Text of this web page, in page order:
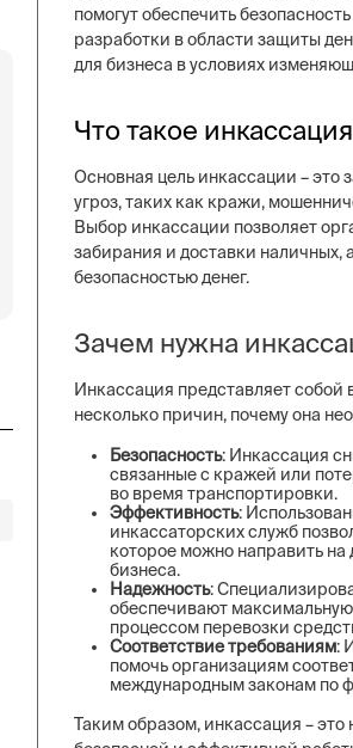
Engineering
Технические системы безопасности бизнеса –
аудит систем, видеонаблюдение, СКУД,
помогут обеспечить
разработки в области защиты
для бизнеса в условиях
Что такое
Основная цель инкассации – это
угроз, таких как кражи,
Выбор инкассации позволяет
забирания и доставки наличных,
безопасностью денег.
Зачем нужна
Инкассация представляет
несколько причин, почему она
Безопасность: Инкассация
связанные с кражей или
во время транспортировки.
Эффективность:
инкассаторских служб
которое можно направить
бизнеса.
Надежность:
обеспечивают
процессом перевозки
Соответствие требованиям:
помочь организациям
международным законам по
Таким образом, инкассация –